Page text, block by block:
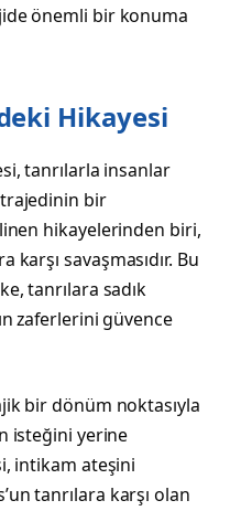
önemli bir konuma
Hikayesi
tanrılarla insanlar
bir
hikayelerinden biri,
karşı savaşmasıdır. Bu
tanrılara sadık
zaferlerini güvence
bir dönüm noktasıyla
isteğini yerine
intikam ateşini
tanrılara karşı olan